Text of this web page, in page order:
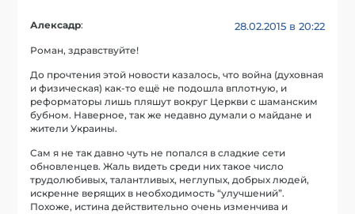
Алексадр: 28.02.2015 в 20:22
Роман, здравствуйте!
До прочтения этой новости казалось, что война (духовная
и физическая) как-то ещё не подошла вплотную, и
реформаторы лишь пляшут вокруг Церкви с шаманским
бубном. Наверное, так же недавно думали о майдане и
жители Украины.
Сам я не так давно чуть не попался в сладкие сети
обновленцев. Жаль видеть среди них такое число
трудолюбивых, талантливых, неглупых, добрых людей,
искренне верящих в необходимость “улучшений”.
Похоже, истина действительно очень изменчива и